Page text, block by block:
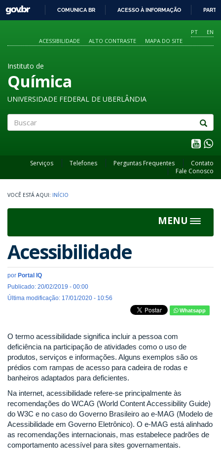
O
CONTEÚDO
GOVBR
COMUNICA BR ACESSO À INFORMAÇÃO
PT
EN
ACESSIBILIDADE
ALTO CONTRASTE MAPA DO SITE
Instituto de
Química
UNIVERSIDADE FEDERAL DE UBERLÂNDIA
Serviços Telefones Perguntas Frequentes
Contato
Fale Conosco
INÍCIO
MENU
Toggle
Acessibilidade
por Portal IQ
Publicado: 20/02/2019 - 00:00
Última modificação: 17/01/2020 - 10:56
Whatsapp
O termo acessibilidade significa incluir a pessoa com
deficiência na participação de atividades como o uso de
produtos, serviços e informações. Alguns exemplos são os
prédios com rampas de acesso para cadeira de rodas e
banheiros adaptados para deficientes.
Na internet, acessibilidade refere-se principalmente às
recomendações do WCAG (World Content Accessibility Guide)
do W3C e no caso do Governo Brasileiro ao e-MAG (Modelo de
Acessibilidade em Governo Eletrônico). O e-MAG está alinhado
as recomendações internacionais, mas estabelece padrões de
comportamento acessível para sites governamentais.